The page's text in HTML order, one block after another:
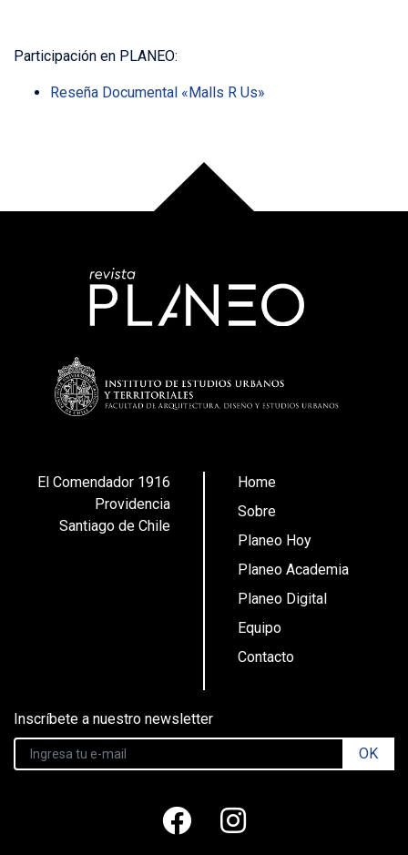
Participación en PLANEO:
Reseña Documental «Malls R Us»
El Comendador 1916
Providencia
Santiago de Chile
Home
Sobre
Planeo Hoy
Planeo Academia
Planeo Digital
Equipo
Contacto
Inscríbete a nuestro newsletter
OK